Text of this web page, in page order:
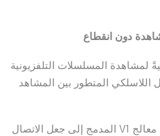
دون انقطاع
لمشاهدة المسلسلات التلفزيونية
اللاسلكي المتطور بين المشاهد
كما أدى تحسين خوارزمية البث مع معالج V1 المدمج إلى جعل الاتصال